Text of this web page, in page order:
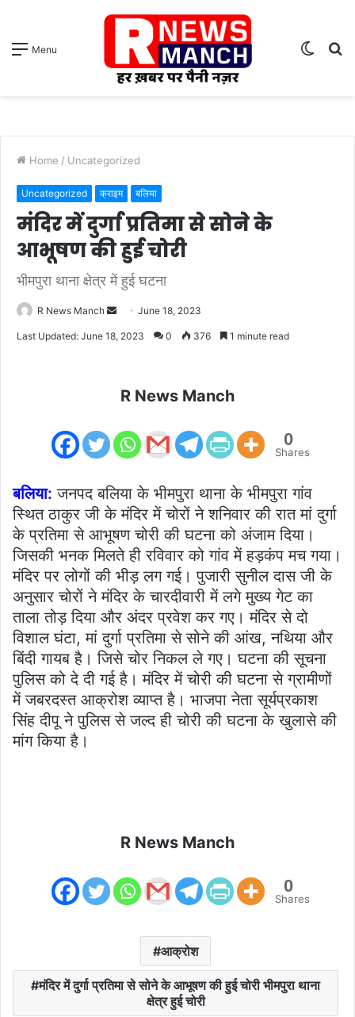
Menu
Switch
Home / Uncategorized
Uncategorized क्राइम बलिया
मंदिर में दुर्गा प्रतिमा से सोने के
आभूषण की हुई चोरी
भीमपुरा थाना क्षेत्र में हुई घटना
R News Manch
SendJune 18, 2023
Last Updated: June 18, 2023 0 376 1 minute read
R News Manch
0
Shares
बलिया: जनपद बलिया के भीमपुरा थाना के भीमपुरा गांव
स्थित ठाकुर जी के मंदिर में चोरों ने शनिवार की रात मां दुर्गा
के प्रतिमा से आभूषण चोरी की घटना को अंजाम दिया।
जिसकी भनक मिलते ही रविवार को गांव में हड़कंप मच गया।
मंदिर पर लोगों की भीड़ लग गई। पुजारी सुनील दास जी के
अनुसार चोरों ने मंदिर के चारदीवारी में लगे मुख्य गेट का
ताला तोड़ दिया और अंदर प्रवेश कर गए। मंदिर से दो
विशाल घंटा, मां दुर्गा प्रतिमा से सोने की आंख, नथिया और
बिंदी गायब है। जिसे चोर निकल ले गए। घटना की सूचना
पुलिस को दे दी गई है। मंदिर में चोरी की घटना से ग्रामीणों
में जबरदस्त आक्रोश व्याप्त है। भाजपा नेता सूर्यप्रकाश
सिंह दीपू ने पुलिस से जल्द ही चोरी की घटना के खुलासे की
मांग किया है।
R News Manch
0
Shares
आक्रोश
मंदिर में दुर्गा प्रतिमा से सोने के आभूषण की हुई चोरी भीमपुरा थाना
क्षेत्र हुई चोरी